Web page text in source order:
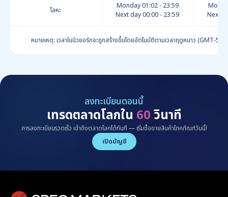
โลหะ
Monday 01:02 - 23:59
Next day 00:00 - 23:59
Next
หมายเหตุ: เวลาในนิวยอร์กจะถูกสร้างขึ้นโดยอัตโนมัติตามเวลาฤดูหนาว (GMT-5)
ลงทะเบียนตอนนี้
เทรดตลาดโลกใน 60วินาที
การลงทะเบียนรวดเร็ว เข้าถึงตลาดโลกได้ทันที — เริ่มซื้อขายสินค้าโภคภัณฑ์วันนี้!
เปิดบัญชี